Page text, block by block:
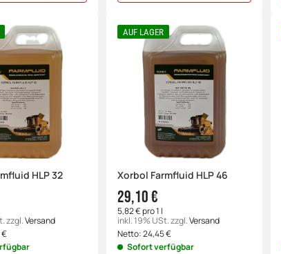
HLP 32
zzgl.Versand
€
AUF LAGER
Xorbol Farmfluid HLP 46
29,10 €
5,82 € pro 1 l
inkl. 19% USt.zzgl.Versand
Netto:24,45€
Sofort verfügbar